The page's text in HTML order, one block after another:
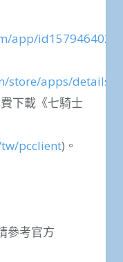
app/id1579464028
apps/details?
下載《七騎士
pcclient)。
參考官方